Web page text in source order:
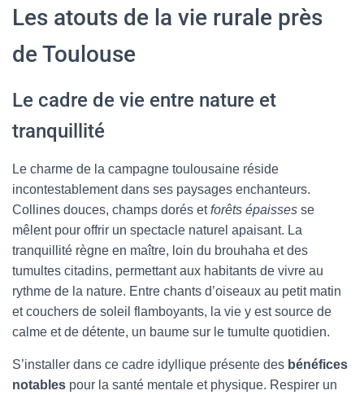
Les atouts de la vie rurale près
de Toulouse
Le cadre de vie entre nature et
tranquillité
Le charme de la campagne toulousaine réside
incontestablement dans ses paysages enchanteurs.
Collines douces, champs dorés etforêts épaisses se
mêlent pour offrir un spectacle naturel apaisant. La
tranquillité règne en maître, loin du brouhaha et des
tumultes citadins, permettant aux habitants de vivre au
rythme de la nature. Entre chants d’oiseaux au petit matin
et couchers de soleil flamboyants, la vie y est source de
calme et de détente, un baume sur le tumulte quotidien.
S’installer dans ce cadre idyllique présente des bénéfices
notables pour la santé mentale et physique. Respirer un